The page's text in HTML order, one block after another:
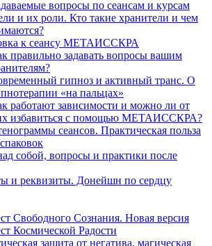
вопросы по сеансам и курсам
и их роли. Кто такие хранители и чем
к сеансу МЕТАИССКРА
правильно задавать вопросы вашим
гипноз и активный транс. О
«на пальцах»
работают зависимости и можно ли от
избавиться с помощью МЕТАИССКРА?
сеансов. Практическая польза
собой, вопросы и практики после
и реквизиты. Донейшн по сердцу
Свободного Сознания. Новая версия
Космической Радости
защита от негатива, магическая